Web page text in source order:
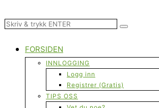
FORSIDEN
INNLOGGING
Logg inn
Registrer (Gratis)
TIPS OSS